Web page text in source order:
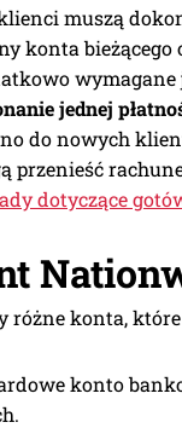
muszą
konta bieżącego
wymagane
jednej
do nowych
przenieść
dotyczące
różne konta,
konto